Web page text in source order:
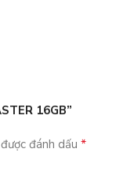
16GB”
đánh dấu *